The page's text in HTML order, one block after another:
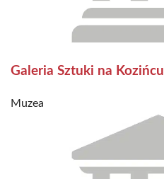
Galeria Sztuki na Kozińcu
Muzea